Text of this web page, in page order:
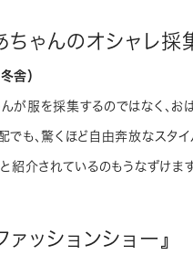
ちゃんのオシャレ採
舎）
が服を採集するのではなく、
でも、驚くほど自由奔放なスタ
と紹介されているのもうなずけま
ァッションショー』